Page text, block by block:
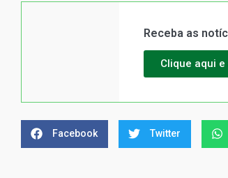
Receba as
Clique aqui
Facebook Twitter